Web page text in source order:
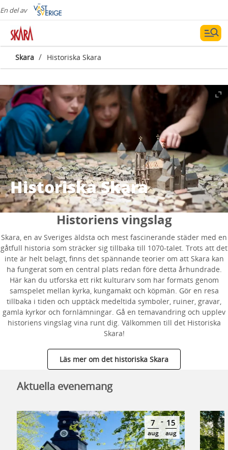
En del av
Skara / Historiska Skara
Historiska Skara
Historiens vingslag
Skara, en av Sveriges äldsta och mest fascinerande städer med en
gåtfull historia som sträcker sig tillbaka till 1070-talet. Trots att det
inte är helt belagt, finns det spännande teorier om att Skara kan
ha fungerat som en central plats redan före detta århundrade.
Här kan du utforska ett rikt kulturarv som har formats genom
samspelet mellan kyrka, kungamakt och köpmän. Gör en resa
tillbaka i tiden och upptäck medeltida symboler, ruiner, gravar,
gamla kyrkor och fornlämningar. Gå en temavandring och upplev
historiens vingslag vina runt dig. Välkommen till det Historiska
Skara!
Läs mer om det historiska Skara
Aktuella evenemang
7
aug
- 15
aug